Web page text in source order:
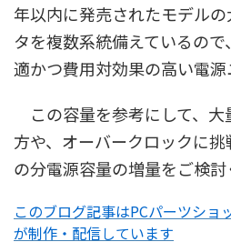
年以内に発売されたモデル
タを複数系統備えているの
適かつ費用対効果の高い電源
この容量を参考にして、大
方や、オーバークロックに
の分電源容量の増量をご検討
このブログ記事はPCパーツショ
が制作・配信しています